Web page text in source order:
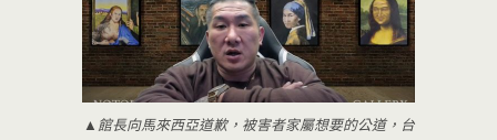
▲館長向馬來西亞道歉，被害者家屬想要的公道，台